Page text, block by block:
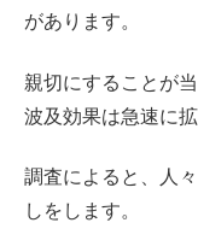
があります。
親切にすることが
波及効果は急速に拡
調査によると、人
しをします。